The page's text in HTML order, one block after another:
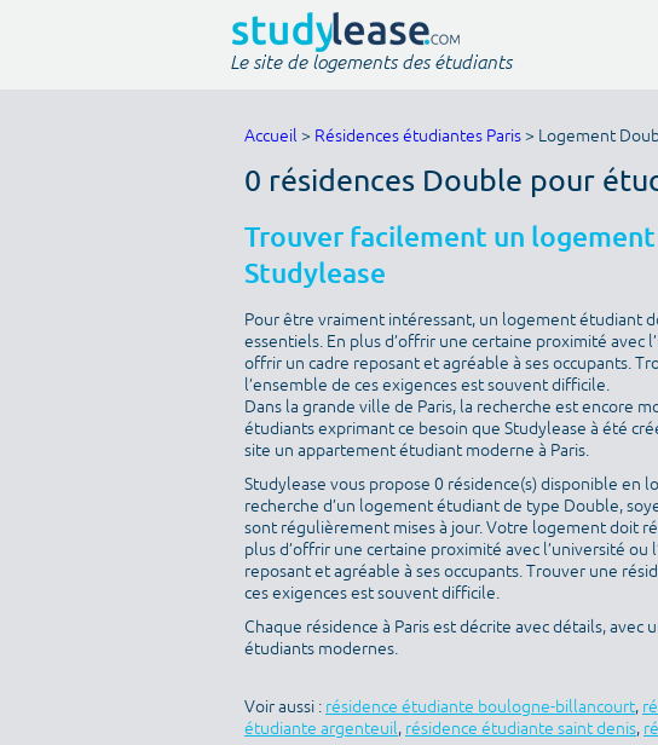
Le site de logements des étudiants
Accueil > Résidences étudiantes Paris > Logement
0 résidences Double pour
Trouver facilement un
Studylease
Pour être vraiment intéressant, un logement étudiant
essentiels. En plus d’offrir une certaine proximité avec
offrir un cadre reposant et agréable à ses occupants.
l’ensemble de ces exigences est souvent difficile.
Dans la grande ville de Paris, la recherche est encore
étudiants exprimant ce besoin que Studylease à été
site un appartement étudiant moderne à Paris.
Studylease vous propose 0 résidence(s) disponible en
recherche d’un logement étudiant de type Double,
sont régulièrement mises à jour. Votre logement doit
plus d’offrir une certaine proximité avec l’université
reposant et agréable à ses occupants. Trouver une
ces exigences est souvent difficile.
Chaque résidence à Paris est décrite avec détails,
étudiants modernes.
Voir aussi : résidence étudiante boulogne-billancourt,
étudiante argenteuil, résidence étudiante saint denis,